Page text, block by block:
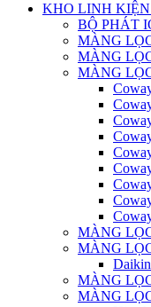
KHO LINH
BỘ PHÁT
MÀNG
MÀNG
MÀNG
MÀNG
MÀNG
MÀNG
MÀNG